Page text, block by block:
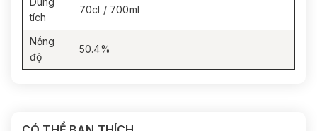
tích
70cl / 700ml
Nồng
độ
50.4%